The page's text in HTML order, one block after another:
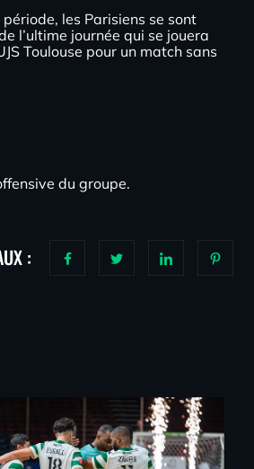
les Parisiens se sont
l’ultime journée qui se jouera
Toulouse pour un match sans
du groupe.
: